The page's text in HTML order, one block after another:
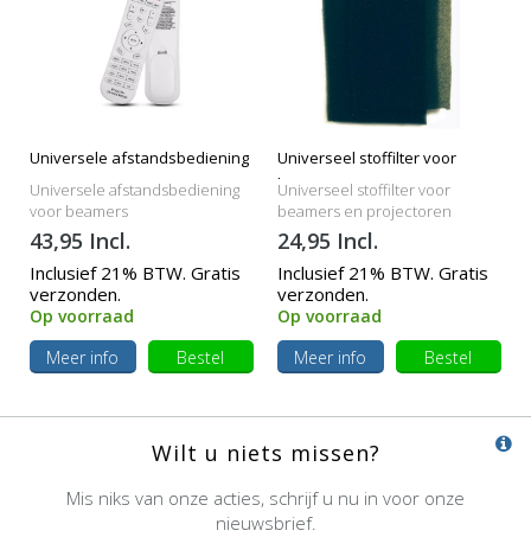
Universele afstandsbediening
Universele afstandsbediening
voor beamers
43,95 Incl.
Inclusief 21% BTW. Gratis
verzonden.
Op voorraad
Meer info
Bestel
Universeel stoffilter voor
beamers
Universeel stoffilter voor
beamers en projectoren
24,95 Incl.
Inclusief 21% BTW. Gratis
verzonden.
Op voorraad
Meer info
Bestel
Wilt u niets missen?
Mis niks van onze acties, schrijf u nu in voor onze
nieuwsbrief.